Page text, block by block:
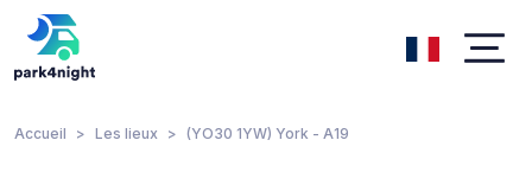
Accueil Les lieux (YO30 1YW) York - A19